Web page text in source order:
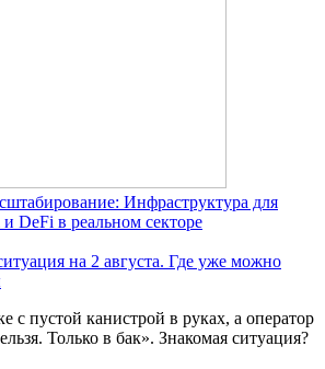
Инфраструктура для
DeFi в реальном секторе
на 2 августа. Где уже можно
с пустой канистрой в руках, а оператор
Только в бак». Знакомая ситуация?